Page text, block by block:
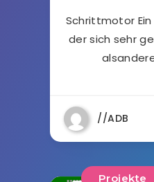
Schrittmotor
der sich sehr
//ADB
Projekte